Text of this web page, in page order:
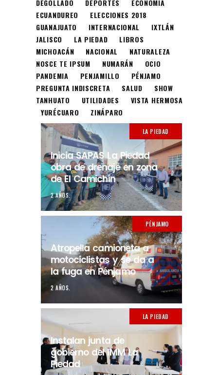
DEGOLLADO DEPORTES
ECONOMÍA
ECUANDUREO
ELECCIONES 2018
GUANAJUATO
INTERNACIONAL
IXTLÁN
JALISCO
LA PIEDAD
LIBROS
MICHOACÁN
NACIONAL
NATURALEZA
NOSCE TE IPSUM
NUMARÁN
OCIO
PANDEMIA
PENJAMILLO
PÉNJAMO
PREGUNTA INDISCRETA
SALUD
SHOW
TANHUATO
UTILIDADES
VISTA HERMOSA
YURÉCUARO
ZINÁPARO
LA PIEDAD
Inicia SAPAS La Piedad
obra de drenaje en zona
de El Camichín
2 AÑOS.
PÉNJAMO
Atropella camioneta a
motociclistas y se da a
la fuga en Pénjamo
2 AÑOS.
LA PIEDAD
Instalan junta de
gobierno del IMM La
Piedad